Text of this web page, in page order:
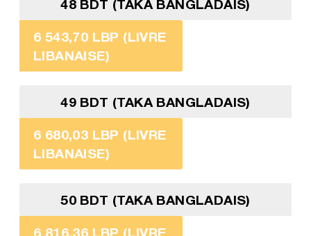
48 BDT (TAKA BANGLADAIS)
6 543,70 LBP (LIVRE
LIBANAISE)
49 BDT (TAKA BANGLADAIS)
6 680,03 LBP (LIVRE
LIBANAISE)
50 BDT (TAKA BANGLADAIS)
6 816,36 LBP (LIVRE